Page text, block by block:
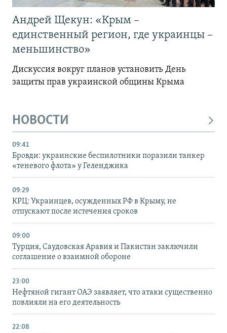
Андрей Щекун: «Крым –
единственный регион, где украинцы –
меньшинство»
Дискуссия вокруг планов установить День
защиты прав украинской общины Крыма
НОВОСТИ
09:41
Бровди: украинские беспилотники поразили танкер
«теневого флота» у Геленджика
09:29
КРЦ: Украинцев, осужденных РФ в Крыму, не
отпускают после истечения сроков
09:00
Турция, Саудовская Аравия и Пакистан заключили
соглашение о взаимной обороне
23:00
Нефтяной гигант ОАЭ заявляет, что атаки существенно
повлияли на его деятельность
22:08